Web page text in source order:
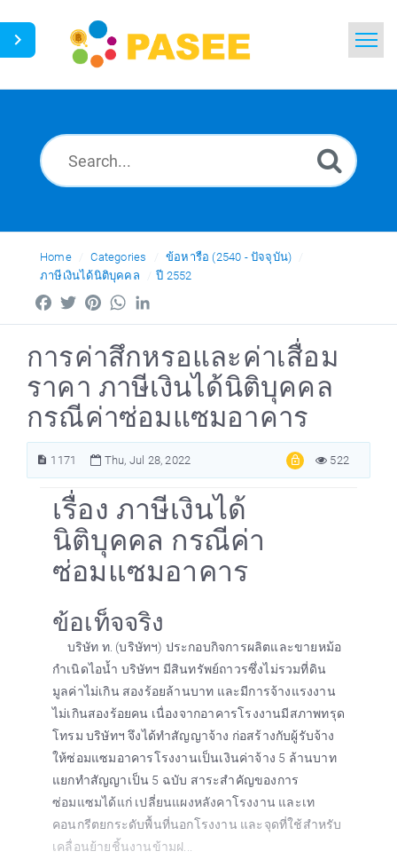
News
Ask a Question
Home Categories
ข้อหารือ (2540 - ปัจจุบัน)
ภาษีเงินได้นิติบุคคล
ปี 2552
FacebookTwitterPinterestWhatsApp
การค่าสึกหรอและค่าเสื่อม
ราคา ภาษีเงินได้นิติบุคคล
กรณีค่าซ่อมแซมอาคาร
1171 Thu, Jul 28, 2022 522
เรื่อง ภาษีเงินได้
นิติบุคคล กรณีค่า
ซ่อมแซมอาคาร
ข้อเท็จจริง
บริษัท ท. (บริษัทฯ) ประกอบกิจการผลิตและขายหม้อ
กำเนิดไอน้ำ บริษัทฯ มีสินทรัพย์ถาวรซึ่งไม่รวมที่ดิน
มูลค่าไม่เกิน สองร้อยล้านบาท และมีการจ้างแรงงาน
ไม่เกินสองร้อยคน เนื่องจากอาคารโรงงานมีสภาพทรุด
โทรม บริษัทฯ จึงได้ทำสัญญาจ้าง ก่อสร้างกับผู้รับจ้าง
ให้ซ่อมแซมอาคารโรงงานเป็นเงินค่าจ้าง 5 ล้านบาท
แยกทำสัญญาเป็น 5 ฉบับ สาระสำคัญของการ
ซ่อมแซมได้แก่ เปลี่ยนแผงหลังคาโรงงาน และเท
คอนกรีตยกระดับพื้นที่นอกโรงงาน และจุดที่ใช้สำหรับ
เคลื่อนย้ายชิ้นงานข้ามฝ...